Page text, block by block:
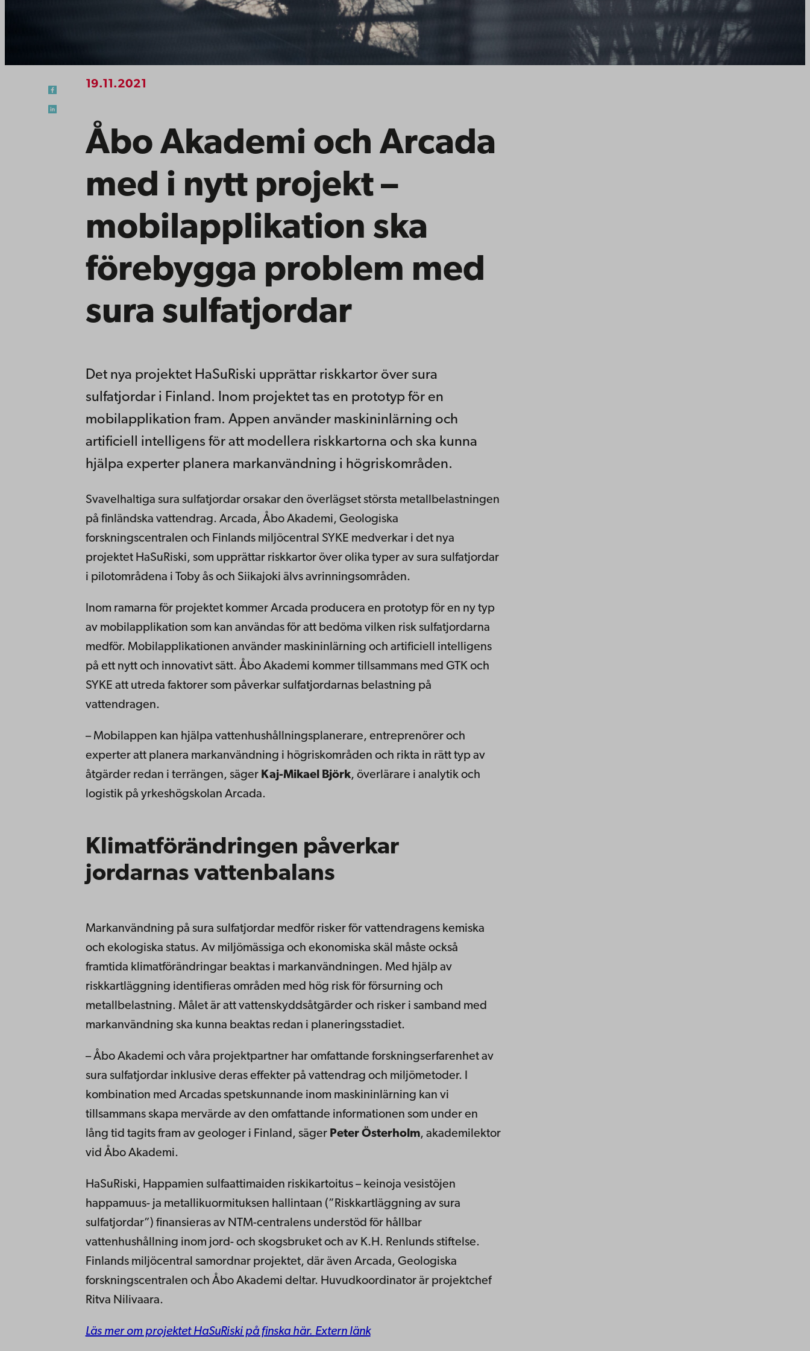
19.11.2021
Åbo Akademi och Arcada
med i nytt projekt –
mobilapplikation ska
förebygga problem med
sura sulfatjordar
Det nya projektet HaSuRiski upprättar riskkartor över sura
sulfatjordar i Finland. Inom projektet tas en prototyp för en
mobilapplikation fram. Appen använder maskininlärning och
artificiell intelligens för att modellera riskkartorna och ska kunna
hjälpa experter planera markanvändning i högriskområden.
Svavelhaltiga sura sulfatjordar orsakar den överlägset största metallbelastningen
på finländska vattendrag. Arcada, Åbo Akademi, Geologiska
forskningscentralen och Finlands miljöcentral SYKE medverkar i det nya
projektet HaSuRiski, som upprättar riskkartor över olika typer av sura sulfatjordar
i pilotområdena i Toby ås och Siikajoki älvs avrinningsområden.
Inom ramarna för projektet kommer Arcada producera en prototyp för en ny typ
av mobilapplikation som kan användas för att bedöma vilken risk sulfatjordarna
medför. Mobilapplikationen använder maskininlärning och artificiell intelligens
på ett nytt och innovativt sätt. Åbo Akademi kommer tillsammans med GTK och
SYKE att utreda faktorer som påverkar sulfatjordarnas belastning på
vattendragen.
– Mobilappen kan hjälpa vattenhushållningsplanerare, entreprenörer och
experter att planera markanvändning i högriskområden och rikta in rätt typ av
åtgärder redan i terrängen, säger Kaj-Mikael Björk, överlärare i analytik och
logistik på yrkeshögskolan Arcada.
Klimatförändringen påverkar
jordarnas vattenbalans
Markanvändning på sura sulfatjordar medför risker för vattendragens kemiska
och ekologiska status. Av miljömässiga och ekonomiska skäl måste också
framtida klimatförändringar beaktas i markanvändningen. Med hjälp av
riskkartläggning identifieras områden med hög risk för försurning och
metallbelastning. Målet är att vattenskyddsåtgärder och risker i samband med
markanvändning ska kunna beaktas redan i planeringsstadiet.
– Åbo Akademi och våra projektpartner har omfattande forskningserfarenhet av
sura sulfatjordar inklusive deras effekter på vattendrag och miljömetoder. I
kombination med Arcadas spetskunnande inom maskininlärning kan vi
tillsammans skapa mervärde av den omfattande informationen som under en
lång tid tagits fram av geologer i Finland, säger Peter Österholm, akademilektor
vid Åbo Akademi.
HaSuRiski, Happamien sulfaattimaiden riskikartoitus – keinoja vesistöjen
happamuus- ja metallikuormituksen hallintaan (”Riskkartläggning av sura
sulfatjordar”) finansieras av NTM-centralens understöd för hållbar
vattenhushållning inom jord- och skogsbruket och av K.H. Renlunds stiftelse.
Finlands miljöcentral samordnar projektet, där även Arcada, Geologiska
forskningscentralen och Åbo Akademi deltar. Huvudkoordinator är projektchef
Ritva Nilivaara.
Läs mer om projektet HaSuRiski på finska här. Extern länk